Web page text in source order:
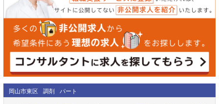
岡山市東区 調剤 パート